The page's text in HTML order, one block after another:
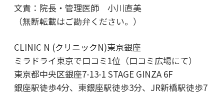
文責：院長・管理医師 小川直美
（無断転載はご勘弁ください。）
CLINIC N (クリニックN)東京銀座
ミラドライ東京で口コミ1位（口コミ広場にて）
東京都中央区銀座7-13-1 STAGE GINZA 6F
銀座駅徒歩4分、東銀座駅徒歩3分、JR新橋駅徒歩7